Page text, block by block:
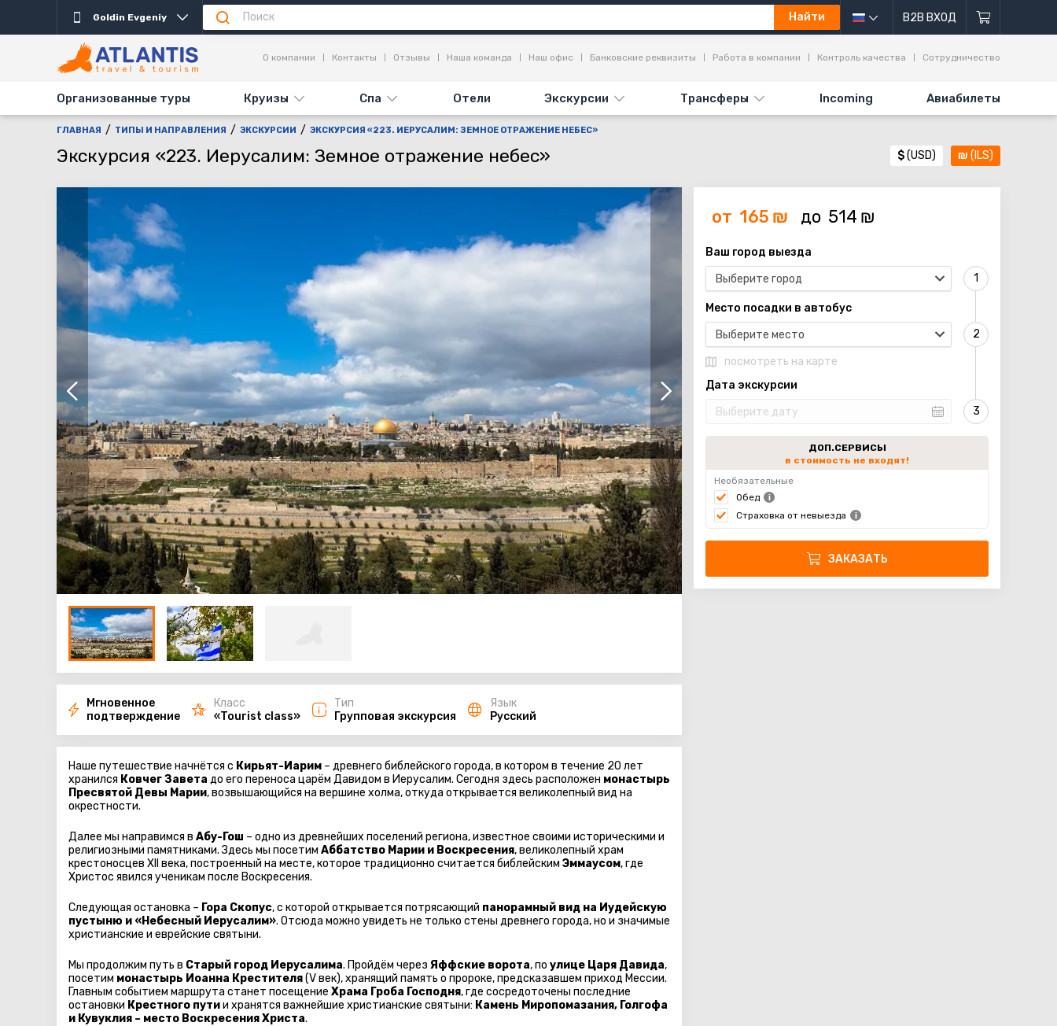
Goldin Evgeniy Найти B2B ВХОД
Организованные туры Круизы Спа Отели Экскурсии Трансферы Incoming Авиабилеты
О компании Контакты Отзывы Наша команда Наш офис Банковские реквизиты Работа в компании Контроль качества Сотрудничество
ГЛАВНАЯ ТИПЫ И НАПРАВЛЕНИЯ ЭКСКУРСИИ ЭКСКУРСИЯ «223. ИЕРУСАЛИМ: ЗЕМНОЕ ОТРАЖЕНИЕ НЕБЕС»
Экскурсия «223. Иерусалим: Земное отражение небес» $(USD) ₪ (ILS)
Мгновенное
подтверждение
Класс
«Tourist class»
Тип
Групповая экскурсия
Язык
Русский
Наше путешествие начнётся с Кирьят-Иарим – древнего библейского города, в котором в течение 20 лет
хранился Ковчег Завета до его переноса царём Давидом в Иерусалим. Сегодня здесь расположен монастырь
Пресвятой Девы Марии, возвышающийся на вершине холма, откуда открывается великолепный вид на
окрестности.
Далее мы направимся в Абу-Гош – одно из древнейших поселений региона, известное своими историческими и
религиозными памятниками. Здесь мы посетим Аббатство Марии и Воскресения, великолепный храм
крестоносцев XII века, построенный на месте, которое традиционно считается библейским Эммаусом, где
Христос явился ученикам после Воскресения.
Следующая остановка – Гора Скопус, с которой открывается потрясающий панорамный вид на Иудейскую
пустыню и «Небесный Иерусалим». Отсюда можно увидеть не только стены древнего города, но и значимые
христианские и еврейские святыни.
Мы продолжим путь в Старый город Иерусалима. Пройдём через Яффские ворота, по улице Царя Давида,
посетим монастырь Иоанна Крестителя(V век), хранящий память о пророке, предсказавшем приход Мессии.
Главным событием маршрута станет посещение Храма Гроба Господня, где сосредоточены последние
остановки Крестного путии хранятся важнейшие христианские святыни: Камень Миропомазания, Голгофа
и Кувуклия – место Воскресения Христа.
Описание Дни выезда Информация Достопримечательности
от 165 ₪ до 514 ₪
Ваш город выезда
Выберите город
Место посадки в автобус
Выберите место
посмотреть на карте
Дата экскурсии
ДОП.СЕРВИСЫ
в стоимость не входят!
Необязательные
Обед
Страховка от невыезда
ЗАКАЗАТЬ